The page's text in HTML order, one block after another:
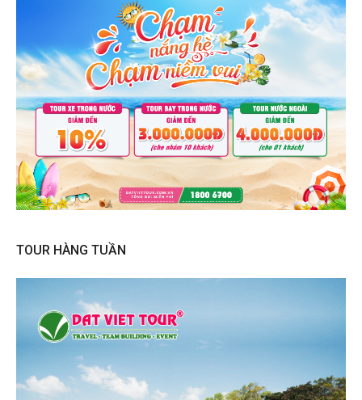
TOUR HÀNG TUẦN